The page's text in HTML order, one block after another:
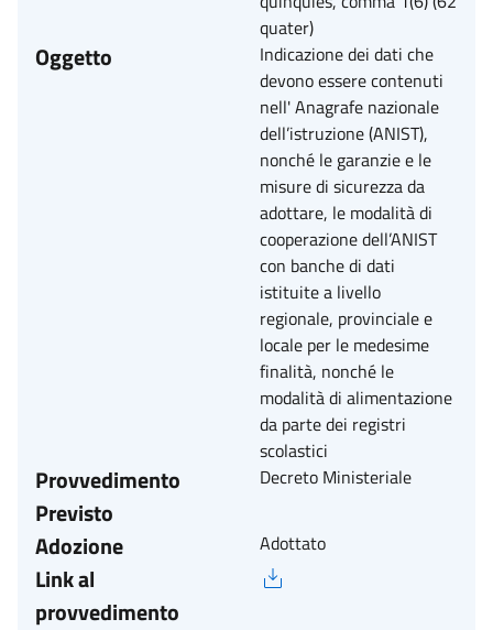
quater)
Oggetto
Indicazione dei dati che
devono essere contenuti
nell' Anagrafe nazionale
dell’istruzione (ANIST),
nonché le garanzie e le
misure di sicurezza da
adottare, le modalità di
cooperazione dell’ANIST
con banche di dati
istituite a livello
regionale, provinciale e
locale per le medesime
finalità, nonché le
modalità di alimentazione
da parte dei registri
scolastici
Provvedimento
Previsto
Decreto Ministeriale
Adozione Adottato
Link al
provvedimento